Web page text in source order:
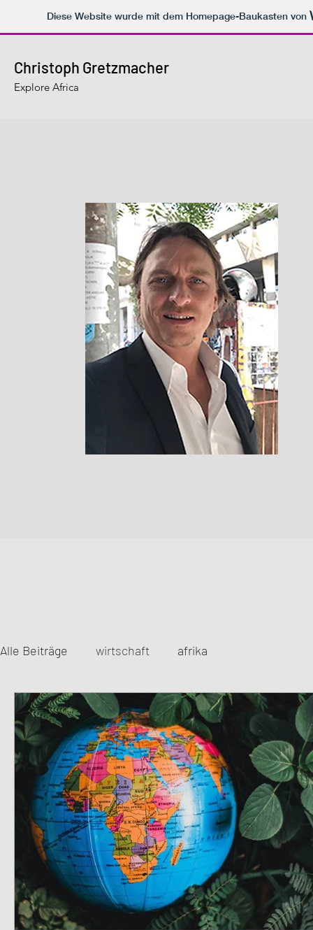
Diese Website wurde mit dem Homepage-Baukasten von
Christoph Gretzmacher
Explore Africa
Alle Beiträge wirtschaft afrika